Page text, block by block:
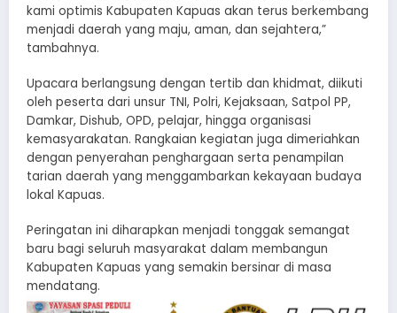
kami optimis Kabupaten Kapuas akan terus berkembang
menjadi daerah yang maju, aman, dan sejahtera,”
tambahnya.
Upacara berlangsung dengan tertib dan khidmat, diikuti
oleh peserta dari unsur TNI, Polri, Kejaksaan, Satpol PP,
Damkar, Dishub, OPD, pelajar, hingga organisasi
kemasyarakatan. Rangkaian kegiatan juga dimeriahkan
dengan penyerahan penghargaan serta penampilan
tarian daerah yang menggambarkan kekayaan budaya
lokal Kapuas.
Peringatan ini diharapkan menjadi tonggak semangat
baru bagi seluruh masyarakat dalam membangun
Kabupaten Kapuas yang semakin bersinar di masa
mendatang.